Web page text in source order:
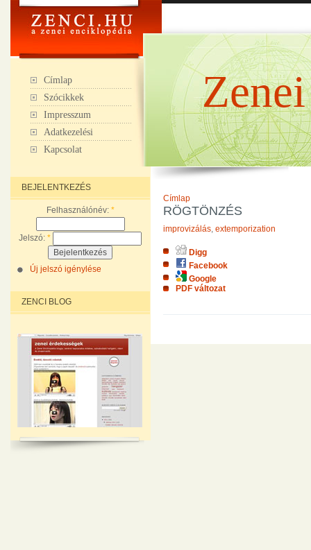
Címlap
Szócikkek
Impresszum
Adatkezelési
Kapcsolat
BEJELENTKEZÉS
Felhasználónév: *
Jelszó: *
Új jelszó igénylése
ZENCI BLOG
Címlap
RÖGTÖNZÉS
improvizálás, extemporization
Digg
Facebook
Google
PDF változat